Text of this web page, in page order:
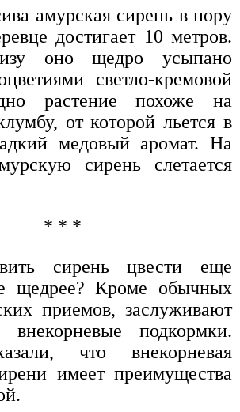
амурская сирень в пору
достигает 10 метров.
оно щедро усыпано
светло-кремовой
растение похоже на
от которой льется в
медовый аромат. На
сирень слетается
* * *
сирень цвести еще
щедрее? Кроме обычных
приемов, заслуживают
подкормки.
что внекорневая
имеет преимущества